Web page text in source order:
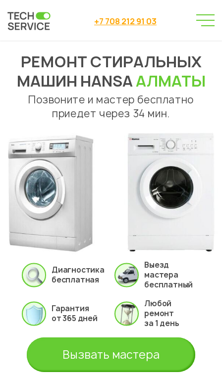
+7 708 212 91 03
Сервисный центр
→
Ремонт стиральных машин
→
Ремонт стиральных машин Hansa
РЕМОНТ СТИРАЛЬНЫХ
МАШИН HANSAАЛМАТЫ
Позвоните и мастер бесплатно
приедет через 34 мин.
Диагностика
бесплатная
Выезд
мастера
бесплатный
Гарантия
от 365 дней
Любой
ремонт
за 1 день
Вызвать мастера